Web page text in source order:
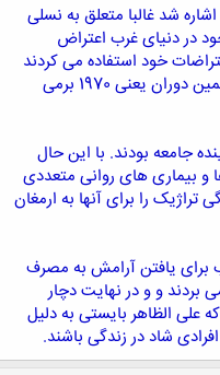
شد غالبا متعلق به نسلی
در دنیای غرب اعتراض
خود استفاده می کردند
اوج رواج موسیقی زیرزمینی در غرب به همین دوران یعنی 1970 برمی
جامعه بودند. با این حال
و بیماری های روانی متعددی
تراژیک را برای آنها به ارمغان
برای یافتن آرامش به مصرف
بردند و و در نهایت دچار
الظاهر بایستی به دلیل
شاد در زندگی باشند.